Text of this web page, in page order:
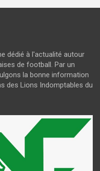
dédié à l'actualité autour
de football. Par un
la bonne information
des Lions Indomptables du